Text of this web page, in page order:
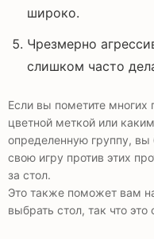
широко.
Чрезмерно
слишком часто
Если вы пометите многих
цветной меткой или
определенную группу, вы
свою игру против этих
за стол.
Это также поможет вам
выбрать стол, так что